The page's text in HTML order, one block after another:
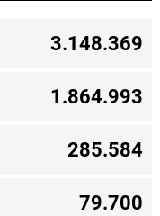
3.148.369
1.864.993
285.584
79.700